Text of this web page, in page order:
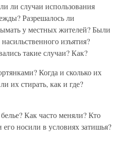
ли случаи использования
Разрешалось ли
у местных жителей? Были
изъятия?
такие случаи? Как?
Когда и сколько их
их стирать, как и где?
Как часто меняли? Кто
носили в условиях затишья?